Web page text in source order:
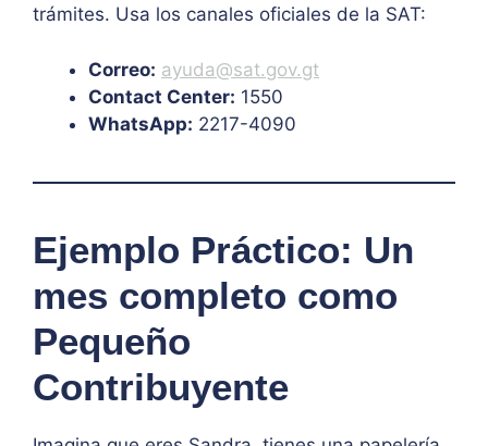
trámites. Usa los canales oficiales de la SAT:
Correo: ayuda@sat.gov.gt
Contact Center: 1550
WhatsApp: 2217-4090
Ejemplo Práctico: Un
mes completo como
Pequeño
Contribuyente